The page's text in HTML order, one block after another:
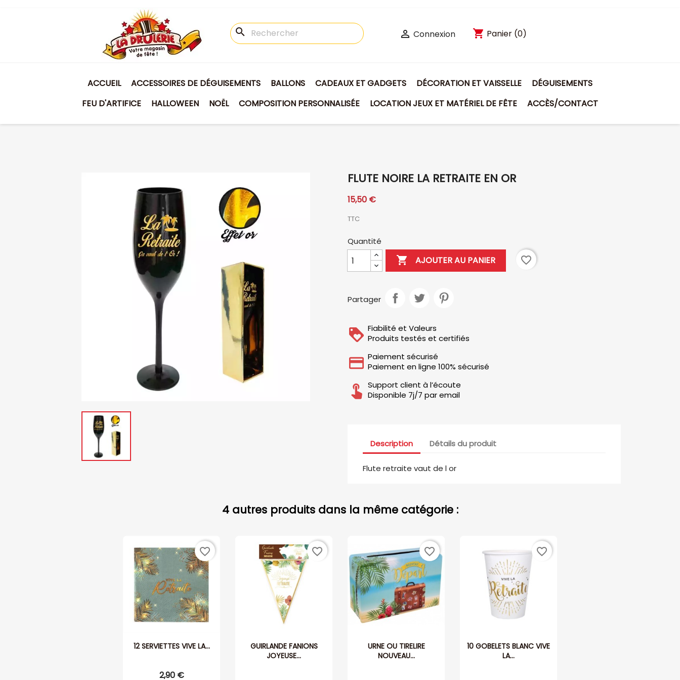
search  Connexion shopping_cart Panier (0)
ACCUEIL ACCESSOIRES DE DÉGUISEMENTS BALLONS CADEAUX ET GADGETS DÉCORATION ET VAISSELLE
DÉGUISEMENTS
FEU D'ARTIFICE
HALLOWEEN NOËL COMPOSITION PERSONNALISÉE LOCATION JEUX ET MATÉRIEL DE FÊTE ACCÈS/CONTACT
FLUTE NOIRE LA RETRAITE EN OR
15,50 €
TTC
Quantité
 AJOUTER AU PANIER favorite_border
Partager
Fiabilité et Valeurs
Produits testés et certifiés
Paiement sécurisé
Paiement en ligne 100% sécurisé
Support client à l’écoute
Disponible 7j/7 par email
Description Détails du produit
Flute retraite vaut de l or
4 autres produits dans la même catégorie :
12 SERVIETTES VIVE LA...
2,90 €
favorite_border
GUIRLANDE FANIONS
JOYEUSE...
favorite_border
URNE OU TIRELIRE
NOUVEAU...
favorite_border
10 GOBELETS BLANC VIVE
LA...
favorite_border